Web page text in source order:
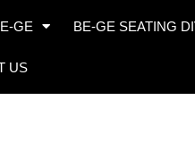
GE BE-GE SEATING
US